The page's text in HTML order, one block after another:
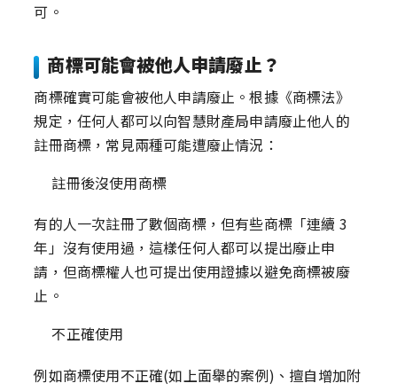
可。
商標可能會被他人申請廢止？
商標確實可能會被他人申請廢止。根據《商標法》
規定，任何人都可以向智慧財產局申請廢止他人的
註冊商標，常見兩種可能遭廢止情況：
註冊後沒使用商標
有的人一次註冊了數個商標，但有些商標「連續 3
年」沒有使用過，這樣任何人都可以提出廢止申
請，但商標權人也可提出使用證據以避免商標被廢
止。
不正確使用
例如商標使用不正確(如上面舉的案例)、擅自增加附